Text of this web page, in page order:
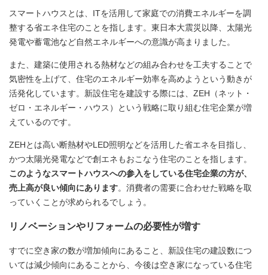
スマートハウスとは、ITを活用して家庭での消費エネルギーを調
整する省エネ住宅のことを指します。東日本大震災以降、太陽光
発電や蓄電池など自然エネルギーへの意識が高まりました。
また、建築に使用される熱材などの組み合わせを工夫することで
気密性を上げて、住宅のエネルギー効率を高めようという動きが
活発化しています。新設住宅を建設する際には、ZEH（ネット・
ゼロ・エネルギー・ハウス）という戦略に取り組む住宅企業が増
えているのです。
ZEHとは高い断熱材やLED照明などを活用した省エネを目指し、
かつ太陽光発電などで創エネもおこなう住宅のことを指します。
このようなスマートハウスへの参入をしている住宅企業の方が、
売上高が良い傾向にあります。消費者の需要に合わせた戦略を取
っていくことが求められるでしょう。
リノベーションやリフォームの必要性が増す
すでに空き家の数が増加傾向にあること、新設住宅の建設数につ
いては減少傾向にあることから、今後は空き家になっている住宅